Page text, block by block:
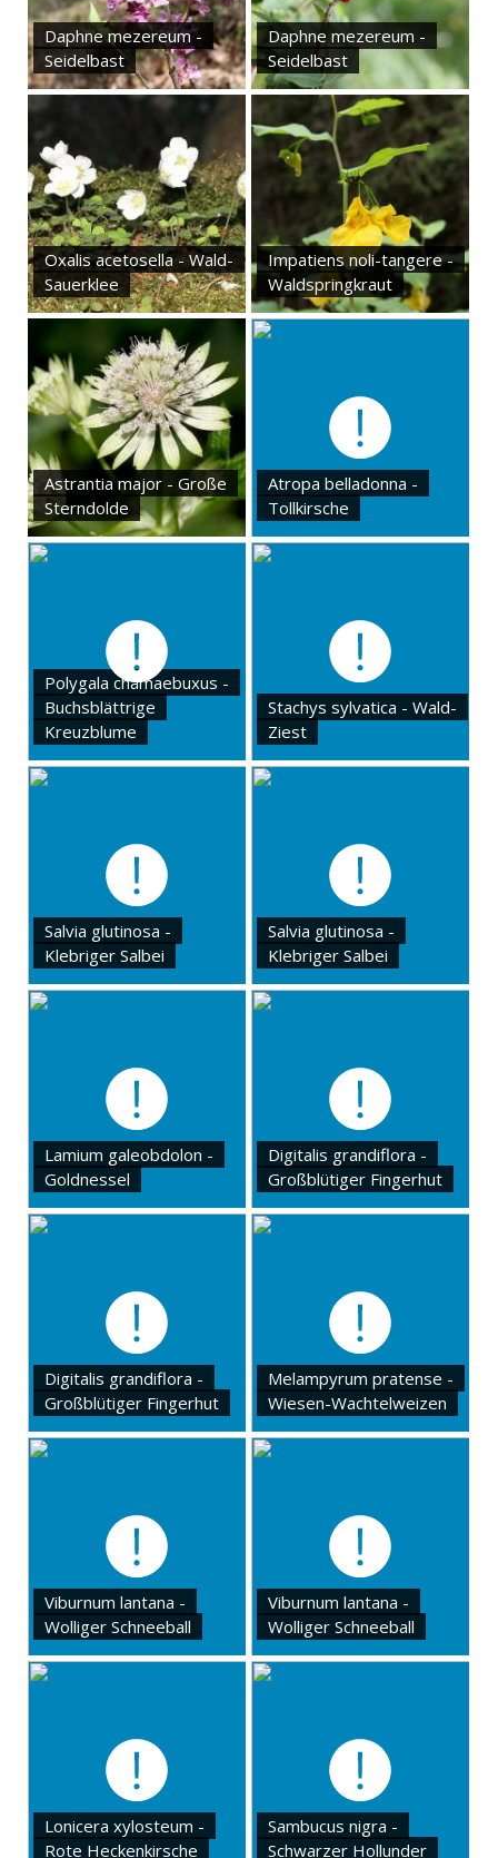
Daphne mezereum -
Seidelbast
Daphne mezereum -
Seidelbast
Oxalis acetosella - Wald-
Sauerklee
Impatiens noli-tangere -
Waldspringkraut
Astrantia major - Große
Sterndolde
Atropa belladonna -
Tollkirsche
Polygala chamaebuxus -
Buchsblättrige
Kreuzblume
Stachys sylvatica - Wald-
Ziest
Salvia glutinosa -
Klebriger Salbei
Salvia glutinosa -
Klebriger Salbei
Lamium galeobdolon -
Goldnessel
Digitalis grandiflora -
Großblütiger Fingerhut
Digitalis grandiflora -
Großblütiger Fingerhut
Melampyrum pratense -
Wiesen-Wachtelweizen
Viburnum lantana -
Wolliger Schneeball
Viburnum lantana -
Wolliger Schneeball
Lonicera xylosteum -
Rote Heckenkirsche
Sambucus nigra -
Schwarzer Hollunder